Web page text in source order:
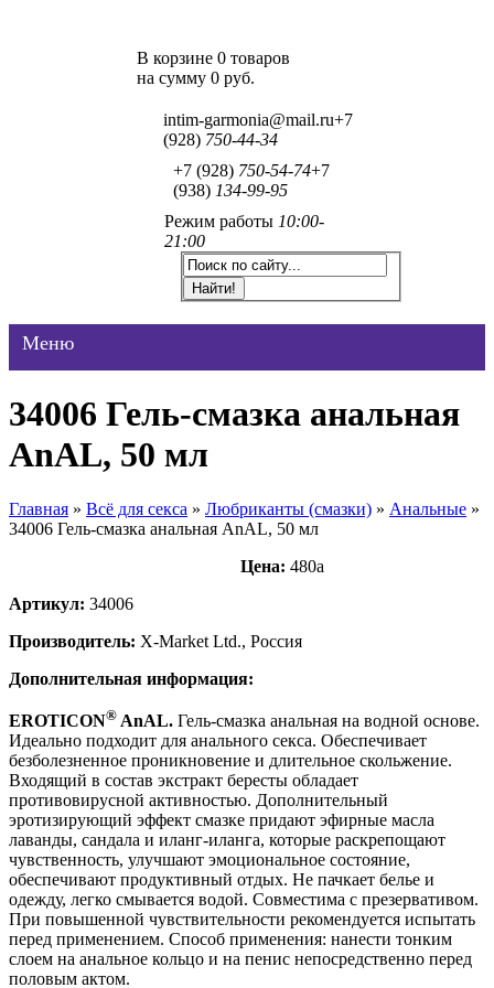
В корзине 0 товаров
на сумму 0 руб.
intim-garmonia@mail.ru+7
(928) 750-44-34
+7 (928) 750-54-74+7
(938) 134-99-95
Режим работы 10:00-
21:00
Меню
34006 Гель-смазка анальная
AnAL, 50 мл
Главная » Всё для секса » Любриканты (смазки) » Анальные »
34006 Гель-смазка анальная AnAL, 50 мл
Цена: 480a
Артикул: 34006
Производитель: X-Market Ltd., Россия
Дополнительная информация:
EROTICON® AnAL. Гель-смазка анальная на водной основе.
Идеально подходит для анального секса. Обеспечивает
безболезненное проникновение и длительное скольжение.
Входящий в состав экстракт бересты обладает
противовирусной активностью. Дополнительный
эротизирующий эффект смазке придают эфирные масла
лаванды, сандала и иланг-иланга, которые раскрепощают
чувственность, улучшают эмоциональное состояние,
обеспечивают продуктивный отдых. Не пачкает белье и
одежду, легко смывается водой. Совместима с презервативом.
При повышенной чувствительности рекомендуется испытать
перед применением. Способ применения: нанести тонким
слоем на анальное кольцо и на пенис непосредственно перед
половым актом.